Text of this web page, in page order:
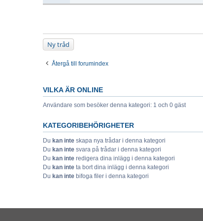
Ny tråd
Återgå till forumindex
VILKA ÄR ONLINE
Användare som besöker denna kategori: 1 och 0 gäst
KATEGORIBEHÖRIGHETER
Du kan inte skapa nya trådar i denna kategori
Du kan inte svara på trådar i denna kategori
Du kan inte redigera dina inlägg i denna kategori
Du kan inte ta bort dina inlägg i denna kategori
Du kan inte bifoga filer i denna kategori